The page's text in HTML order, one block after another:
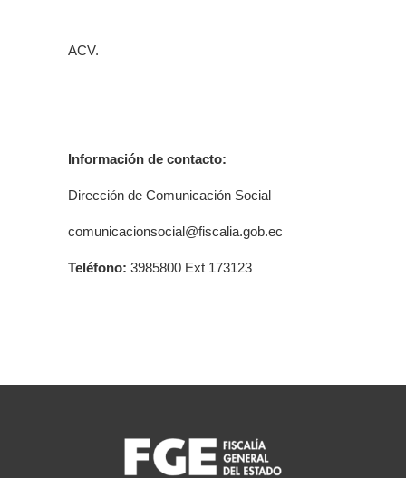
ACV.
Información de contacto:
Dirección de Comunicación Social
comunicacionsocial@fiscalia.gob.ec
Teléfono: 3985800 Ext 173123